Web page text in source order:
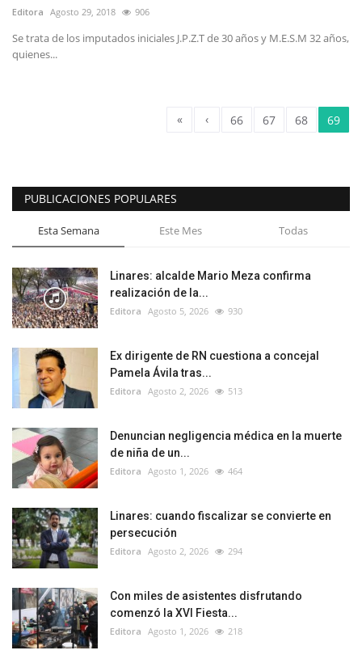
Editora Agosto 29, 2018 906
Se trata de los imputados iniciales J.P.Z.T de 30 años y M.E.S.M 32 años,
quienes...
« ‹ 66 67 68 69
PUBLICACIONES POPULARES
Esta Semana Este Mes Todas
Linares: alcalde Mario Meza confirma
realización de la...
Editora Agosto 5, 2026 930
Ex dirigente de RN cuestiona a concejal
Pamela Ávila tras...
Editora Agosto 2, 2026 513
Denuncian negligencia médica en la muerte
de niña de un...
Editora Agosto 1, 2026 464
Linares: cuando fiscalizar se convierte en
persecución
Editora Agosto 2, 2026 294
Con miles de asistentes disfrutando
comenzó la XVI Fiesta...
Editora Agosto 1, 2026 218